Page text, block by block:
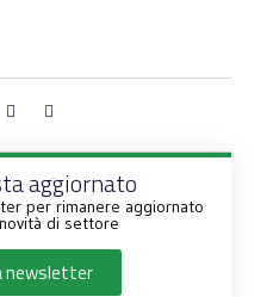
aggiornato
per rimanere aggiornato
di settore
newsletter